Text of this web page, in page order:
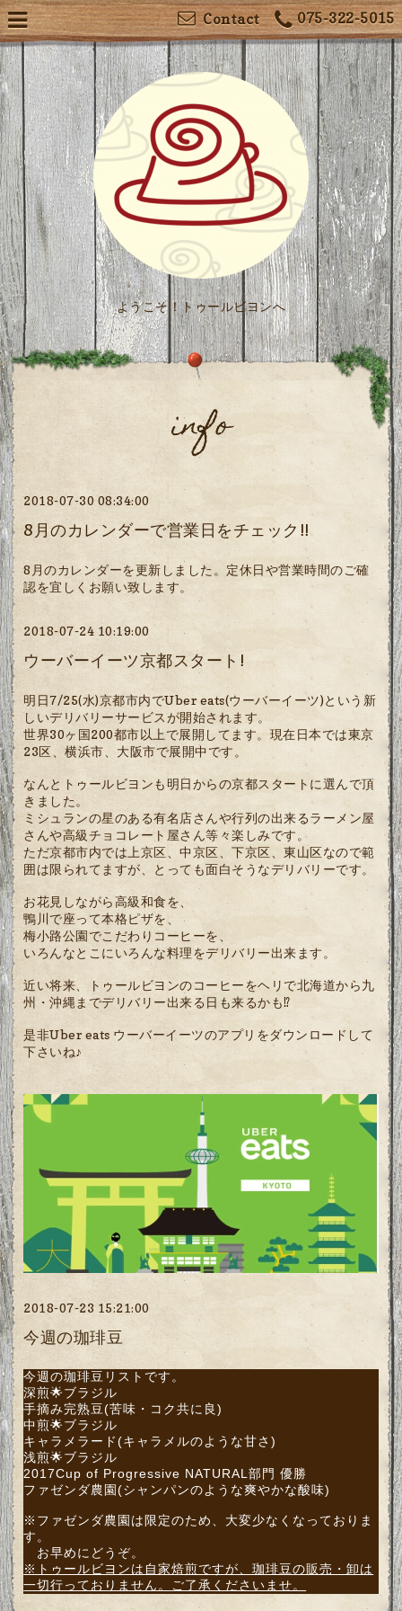
075-322-5015
Contact
ようこそ！トゥールビヨンへ
info
2018-07-30 08:34:00
8月のカレンダーで営業日をチェック!!
8月のカレンダーを更新しました。定休日や営業時間のご確
認を宜しくお願い致します。
2018-07-24 10:19:00
ウーバーイーツ京都スタート!
明日7/25(水)京都市内でUber eats(ウーバーイーツ)という新
しいデリバリーサービスが開始されます。
世界30ヶ国200都市以上で展開してます。現在日本では東京
23区、横浜市、大阪市で展開中です。
なんとトゥールビヨンも明日からの京都スタートに選んで頂
きました。
ミシュランの星のある有名店さんや行列の出来るラーメン屋
さんや高級チョコレート屋さん等々楽しみです。
ただ京都市内では上京区、中京区、下京区、東山区なので範
囲は限られてますが、とっても面白そうなデリバリーです。
お花見しながら高級和食を、
鴨川で座って本格ピザを、
梅小路公園でこだわりコーヒーを、
いろんなとこにいろんな料理をデリバリー出来ます。
近い将来、トゥールビヨンのコーヒーをヘリで北海道から九
州・沖縄までデリバリー出来る日も来るかも⁉
是非Uber eats ウーバーイーツのアプリをダウンロードして
下さいね♪
2018-07-23 15:21:00
今週の珈琲豆
今週の珈琲豆リストです。
深煎🌟ブラジル
手摘み完熟豆(苦味・コク共に良)
中煎🌟ブラジル
キャラメラード(キャラメルのような甘さ)
浅煎🌟ブラジル
2017Cup of Progressive NATURAL部門 優勝
ファゼンダ農園(シャンパンのような爽やかな酸味)
※ファゼンダ農園は限定のため、大変少なくなっておりま
す。
お早めにどうぞ。
※トゥールビヨンは自家焙煎ですが、珈琲豆の販売・卸は
一切行っておりません。ご了承くださいませ。